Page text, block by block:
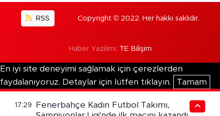
RSS Copyright © 2022. Her hakkı saklıdır.
Haber Yazılımı: TE Bilişim
En iyi site deneyimi sağlamak için çerezlerden
faydalanıyoruz. Detaylar için lütfen tıklayın.
Tamam
17:29
Fenerbahçe Kadın Futbol Takımı,